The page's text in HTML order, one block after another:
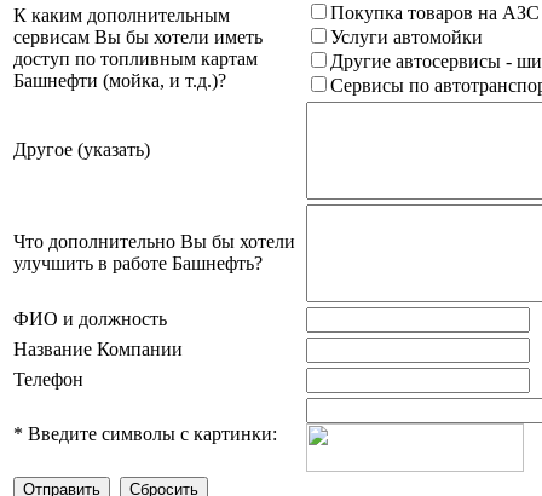
К каким дополнительным
сервисам Вы бы хотели иметь
доступ по топливным картам
Башнефти (мойка, и т.д.)?
Покупка товаров на
Услуги автомойки
Другие автосервисы -
Сервисы по
Другое (указать)
Что дополнительно Вы бы хотели
улучшить в работе Башнефть?
ФИО и должность
Название Компании
Телефон
* Введите символы с картинки: